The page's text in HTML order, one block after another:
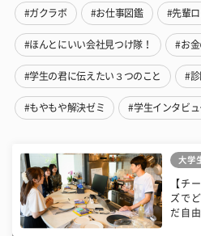
#ガクラボ #お仕事図鑑 #先輩
#ほんとにいい会社見つけ隊！ #お
#学生の君に伝えたい３つのこと #診
#もやもや解決ゼミ #学生インタビュ
大学
【チ
ズで
だ自